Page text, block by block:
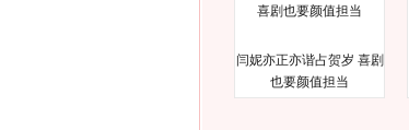
闫妮亦正亦谐占贺岁 喜剧
也要颜值担当